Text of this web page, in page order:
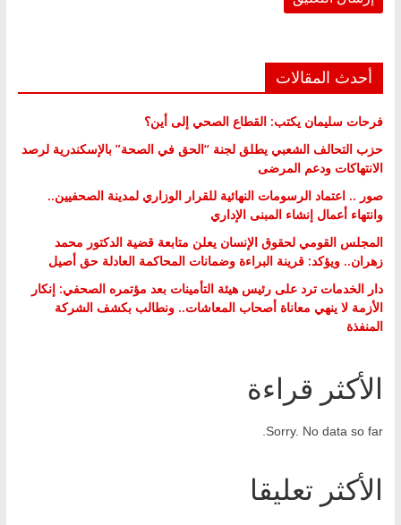
أحدث المقالات
فرحات سليمان يكتب: القطاع الصحي إلى أين؟
حزب التحالف الشعبي يطلق لجنة “الحق في الصحة” بالإسكندرية لرصد
الانتهاكات ودعم المرضى
صور .. اعتماد الرسومات النهائية للقرار الوزاري لمدينة الصحفيين..
وانتهاء أعمال إنشاء المبنى الإداري
المجلس القومي لحقوق الإنسان يعلن متابعة قضية الدكتور محمد
زهران.. ويؤكد: قرينة البراءة وضمانات المحاكمة العادلة حق أصيل
دار الخدمات ترد على رئيس هيئة التأمينات بعد مؤتمره الصحفي: إنكار
الأزمة لا ينهي معاناة أصحاب المعاشات.. ونطالب بكشف الشركة
المنفذة
الأكثر قراءة
Sorry. No data so far.
الأكثر تعليقا